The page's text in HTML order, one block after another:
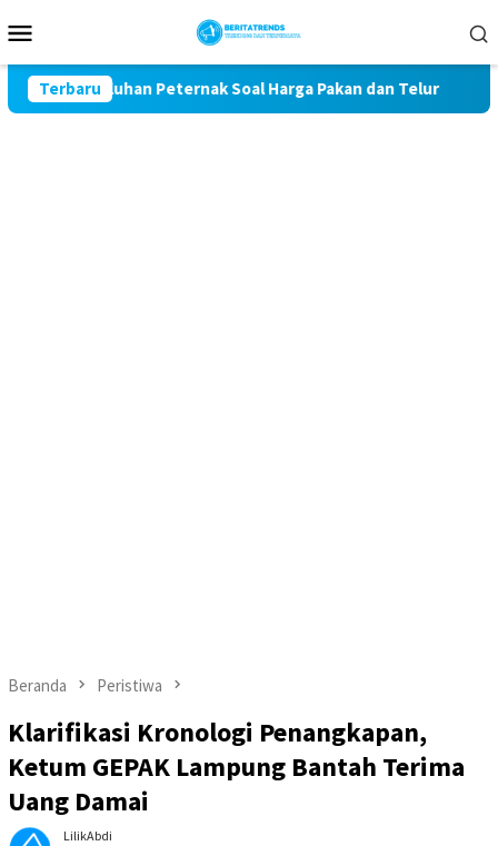
ke
Mobile
Terbaru
Keluhan Peternak Soal Harga Pakan dan Telur
Beranda Peristiwa
Klarifikasi Kronologi Penangkapan,
Ketum GEPAK Lampung Bantah Terima
Uang Damai
LilikAbdi